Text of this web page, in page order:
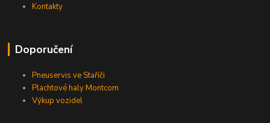
Kontakty
Doporučení
Pneuservis ve Staříči
Plachtové haly Montcom
Výkup vozidel